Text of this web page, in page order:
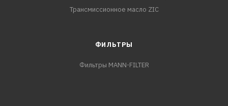
Трансмиссионное масло ZIC
ФИЛЬТРЫ
Фильтры MANN-FILTER